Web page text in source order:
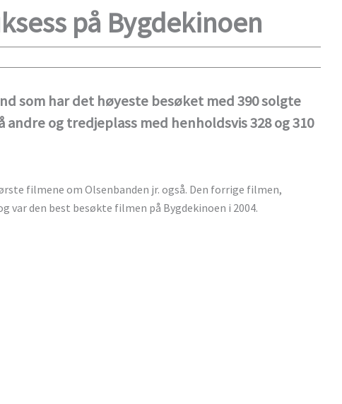
på Bygdekinoen
som har det høyeste besøket med 390 solgte
og tredjeplass med henholdsvis 328 og 310
filmene om Olsenbanden jr. også. Den forrige filmen,
var den best besøkte filmen på Bygdekinoen i 2004.